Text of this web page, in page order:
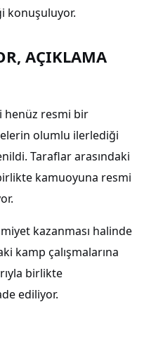
konuşuluyor.
AÇIKLAMA
henüz resmi bir
olumlu ilerlediği
Taraflar arasındaki
kamuoyuna resmi
kazanması halinde
kamp çalışmalarına
birlikte
ediliyor.